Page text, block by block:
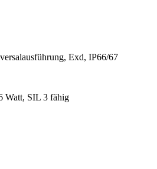
Exd, IP66/67
Watt, SIL 3 fähig